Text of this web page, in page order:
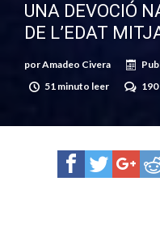
UNA DEVOCIÓ
DE L’EDAT
porAmadeo Civera
51 minuto leer
190